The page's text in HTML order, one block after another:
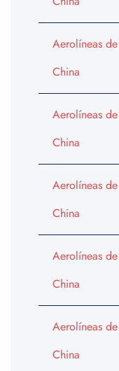
Aerolíneas
China
Aerolíneas
China
Aerolíneas
China
Aerolíneas
China
Aerolíneas
China